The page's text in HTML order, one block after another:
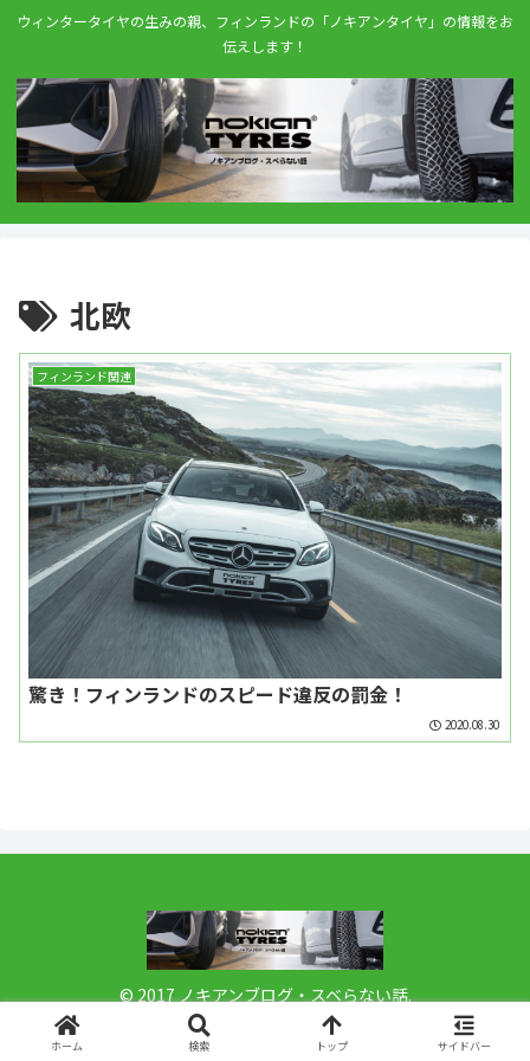
ウィンタータイヤの生みの親、フィンランドの「ノキアンタイヤ」の情報をお
伝えします！
北欧
フィンランド関連
驚き！フィンランドのスピード違反の罰金！
2020.08.30
© 2017 ノキアンブログ・スベらない話.
ホーム 検索 トップ サイドバー